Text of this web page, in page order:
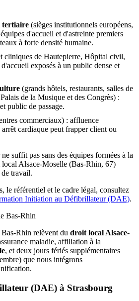
tertiaire (sièges institutionnels européens,
d'accueil et d'astreinte premiers
à forte densité humaine.
cliniques de Hautepierre, Hôpital civil,
exposés à un public dense et
(grands hôtels, restaurants, salles de
de la Musique et des Congrès) :
public de passage.
commerciaux) : affluence
cardiaque peut frapper client ou
suffit pas sans des équipes formées à la
Alsace-Moselle (Bas-Rhin, 67)
travail.
le référentiel et le cadre légal, consultez
Initiation au Défibrillateur (DAE).
Bas-Rhin
Bas-Rhin relèvent du droit local Alsace-
maladie, affiliation à la
, et deux jours fériés supplémentaires
que nous intégrons
(DAE) à Strasbourg